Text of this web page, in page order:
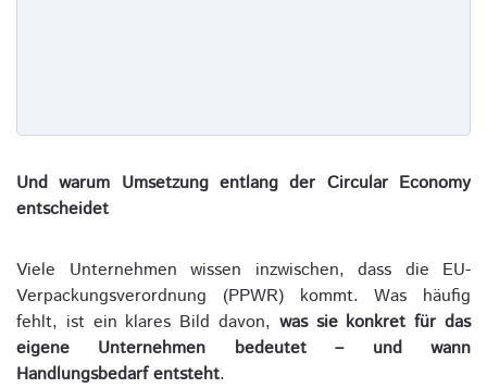
Und warum Umsetzung entlang der Circular Economy
entscheidet
Viele Unternehmen wissen inzwischen, dass die EU-
Verpackungsverordnung (PPWR) kommt. Was häufig
fehlt, ist ein klares Bild davon, was sie konkret für das
eigene Unternehmen bedeutet – und wann
Handlungsbedarf entsteht.